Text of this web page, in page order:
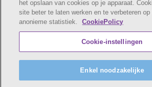
© AZ Voorkempen
Cookie verklaring
Privacybeleid
Webtoegankelijkheidsverklaring
AZ Voorkempen maakt deel uit van
Maatschappelijke zetel Edgard
het opslaan van cookies op je apparaat.
site beter te laten werken en te verbeteren
anonieme statistiek.
CookiePolicy
Cookie-instellingen
Enkel noodzakelijke